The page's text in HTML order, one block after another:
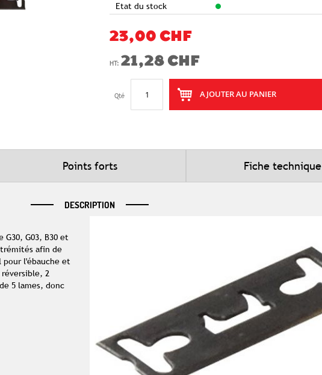
Etat du stock
23,00 CHF
21,28 CHF
Qté AJOUTER AU PANIER
Points forts Fiche technique
DESCRIPTION
G30, G03, B30 et
afin de
l'ébauche et
2
5 lames, donc